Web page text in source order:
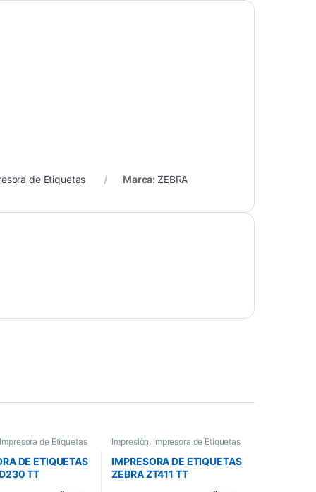
de Etiquetas Marca:ZEBRA
Impresora de Etiquetas
DE ETIQUETAS
TT
Impresiòn, Impresora de Etiquetas
IMPRESORA DE ETIQUETAS
ZEBRA ZT411 TT